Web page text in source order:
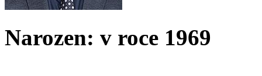
Narozen: v roce 1969